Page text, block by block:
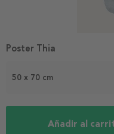
50 x 70 cm
Añadir al
Poster Thia